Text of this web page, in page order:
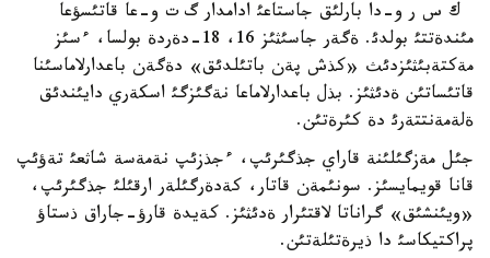
ك س ر و-دا بارلئق جاستاعئ ادامدار گ ت و-عا قاتئسؤعا
مئندةتتئ بولدئ. ةگةر جاسئثئز 16، 18-دةردة بولسا، ءسئز
مةكتةبئثئزدئث «كذش پةن باتئلدئق» دةگةن باعدارلاماسئنا
قاتئساتئن ةدئثئز. بذل باعدارلاماعا نةگئزگئ اسكةري دايئندئق
ةلةمةنتتةرئ دة كئرةتئن.
جئل مةزگئلئنة قاراي جذگئرئپ، ءجذزئپ نةمةسة شاثعئ تةؤئپ
قانا قويمايسئز. سونئمةن قاتار، كةدةرگئلةر ارقئلئ جذگئرئپ،
«ويئنشئق» گراناتا لاقتئرار ةدئثئز. كةيدة قارؤ-جاراق ذستاؤ
پراكتيكاسئ دا ذيرةتئلةتئن.